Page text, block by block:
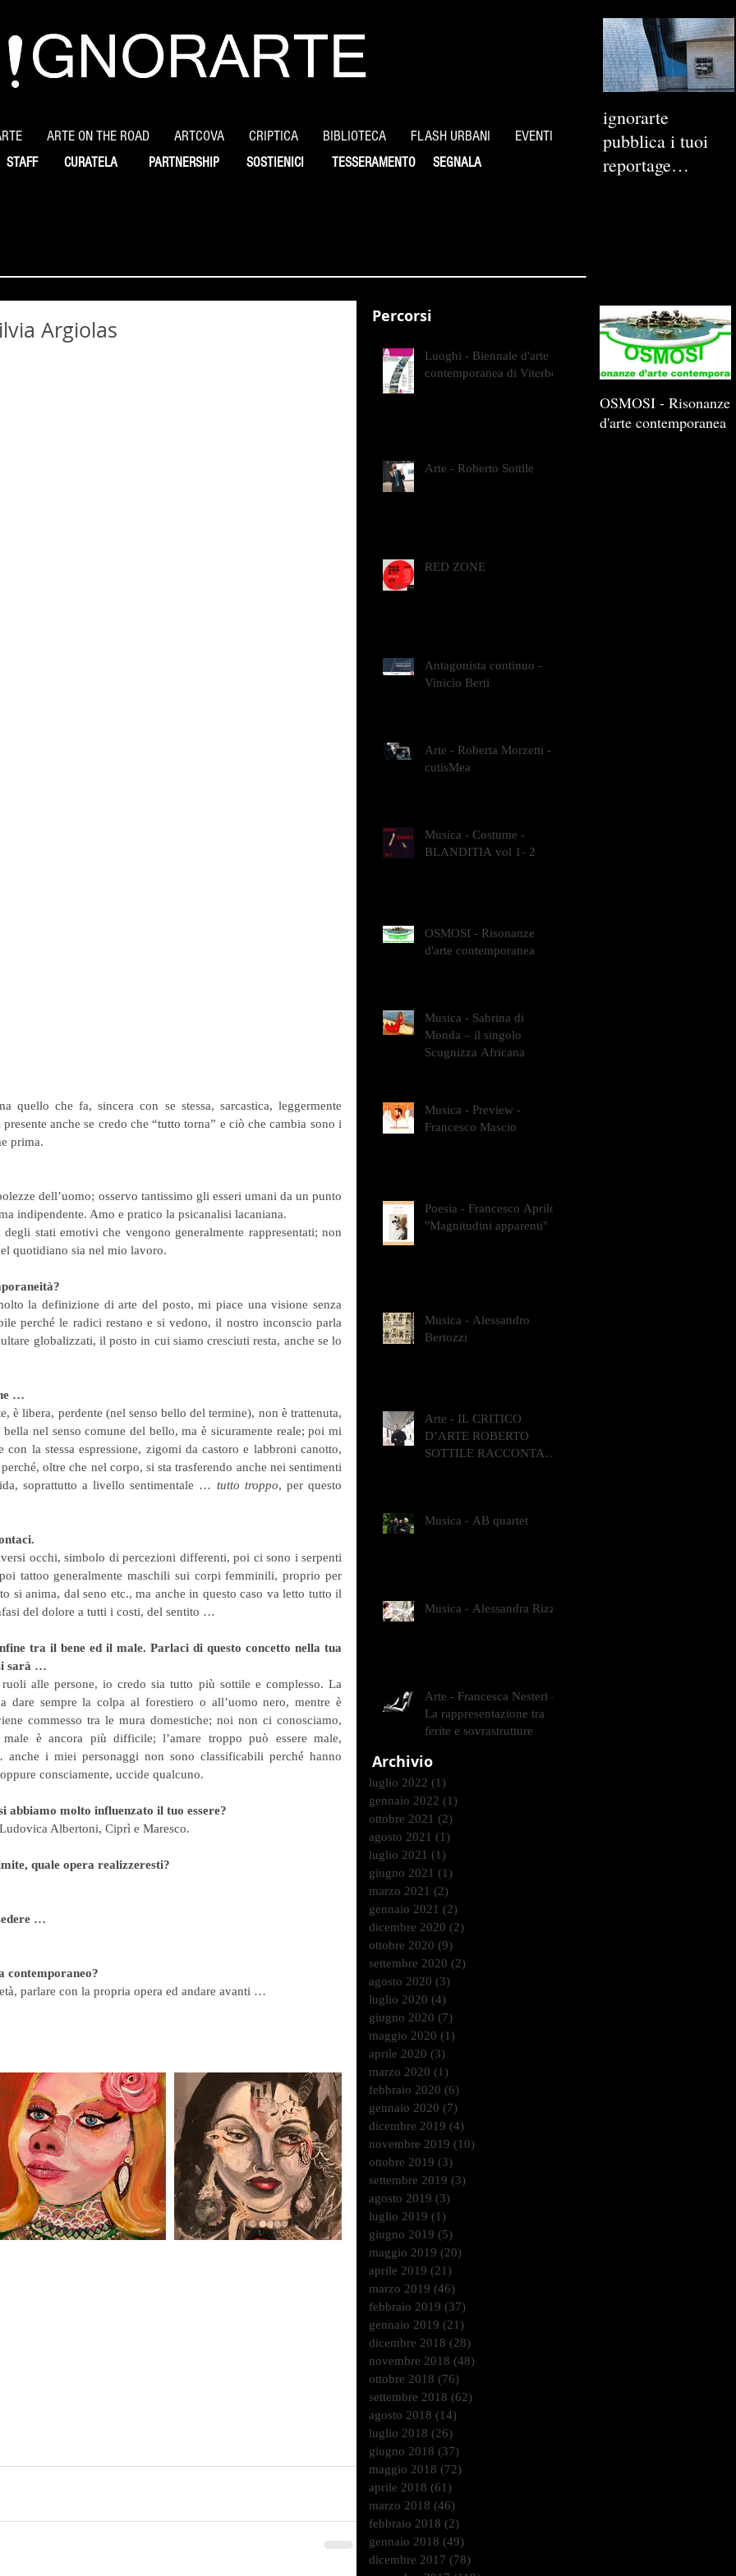
ARTE ON THE ROAD ARTCOVA CRIPTICA BIBLIOTECA FLASH URBANI EVENTI
STAFF CURATELA PARTNERSHIP SOSTIENICI SEGNALA
TESSERAMENTO
ignorarte
pubblica i tuoi
reportage
Argiolas
quello che fa, sincera con se stessa, sarcastica, leggermente
anche se credo che “tutto torna” e ciò che cambia sono i
prima.
dell’uomo; osservo tantissimo gli esseri umani da un punto
indipendente. Amo e pratico la psicanalisi lacaniana.
stati emotivi che vengono generalmente rappresentati; non
quotidiano sia nel mio lavoro.
la definizione di arte del posto, mi piace una visione senza
perché le radici restano e si vedono, il nostro inconscio parla
globalizzati, il posto in cui siamo cresciuti resta, anche se lo
…
è libera, perdente (nel senso bello del termine), non è trattenuta,
nel senso comune del bello, ma è sicuramente reale; poi mi
con la stessa espressione, zigomi da castoro e labbroni canotto,
oltre che nel corpo, si sta trasferendo anche nei sentimenti
soprattutto a livello sentimentale … tutto troppo, per questo
occhi, simbolo di percezioni differenti, poi ci sono i serpenti
tattoo generalmente maschili sui corpi femminili, proprio per
si anima, dal seno etc., ma anche in questo caso va letto tutto il
del dolore a tutti i costi, del sentito …
tra il bene ed il male. Parlaci di questo concetto nella tua
sarà …
alle persone, io credo sia tutto più sottile e complesso. La
dare sempre la colpa al forestiero o all’uomo nero, mentre è
commesso tra le mura domestiche; noi non ci conosciamo,
è ancora più difficile; l’amare troppo può essere male,
i miei personaggi non sono classificabili perché hanno
consciamente, uccide qualcuno.
abbiamo molto influenzato il tuo essere?
Albertoni, Ciprì e Maresco.
quale opera realizzeresti?
…
contemporaneo?
parlare con la propria opera ed andare avanti …
Percorsi
Luoghi - Biennale d'arte
contemporanea di Viterbo
Arte - Roberto Sottile
RED ZONE
Antagonista continuo -
Vinicio Berti
Arte - Roberta Morzetti -
cutisMea
Musica - Costume -
BLANDITIA vol 1- 2
OSMOSI - Risonanze
d'arte contemporanea
Musica - Sabrina di
Monda – il singolo
Scugnizza Africana
Musica - Preview -
Francesco Mascio
Poesia - Francesco Aprile -
"Magnitudini apparenti"
Musica - Alessandro
Bertozzi
Arte - IL CRITICO
D’ARTE ROBERTO
SOTTILE RACCONTA
Musica - AB quartet
Musica - Alessandra Rizzo
Arte - Francesca Nesteri -
La rappresentazione tra
ferite e sovrastrutture
Archivio
luglio 2022 (1)
gennaio 2022 (1)
ottobre 2021 (2)
agosto 2021 (1)
luglio 2021 (1)
giugno 2021 (1)
marzo 2021 (2)
gennaio 2021 (2)
dicembre 2020 (2)
ottobre 2020 (9)
settembre 2020 (2)
agosto 2020 (3)
luglio 2020 (4)
giugno 2020 (7)
maggio 2020 (1)
aprile 2020 (3)
marzo 2020 (1)
febbraio 2020 (6)
gennaio 2020 (7)
dicembre 2019 (4)
novembre 2019 (10)
ottobre 2019 (3)
settembre 2019 (3)
agosto 2019 (3)
luglio 2019 (1)
giugno 2019 (5)
maggio 2019 (20)
aprile 2019 (21)
marzo 2019 (46)
febbraio 2019 (37)
gennaio 2019 (21)
dicembre 2018 (28)
novembre 2018 (48)
ottobre 2018 (76)
settembre 2018 (62)
agosto 2018 (14)
luglio 2018 (26)
giugno 2018 (37)
maggio 2018 (72)
aprile 2018 (61)
marzo 2018 (46)
febbraio 2018 (2)
gennaio 2018 (49)
dicembre 2017 (78)
OSMOSI - Risonanze
d'arte contemporanea